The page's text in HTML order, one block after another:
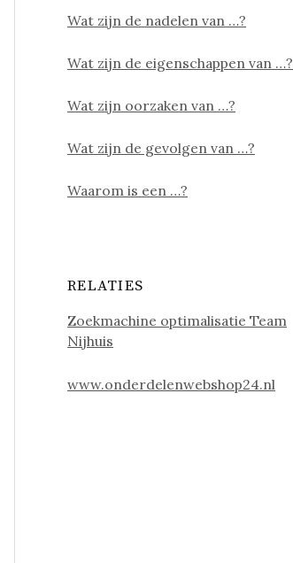
Wat zijn de nadelen van …?
Wat zijn de eigenschappen van …?
Wat zijn oorzaken van …?
Wat zijn de gevolgen van …?
Waarom is een …?
RELATIES
Zoekmachine optimalisatie Team
Nijhuis
www.onderdelenwebshop24.nl